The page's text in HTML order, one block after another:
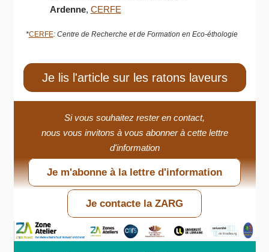
Ardenne, CERFE
*CERFE: Centre de Recherche et de Formation en Eco-éthologie
Je lis l'article sur les ratons laveurs
Si vous souhaitez rester en contact,
nous vous invitons à vous abonner à cette lettre
d'information
Je m'abonne à la lettre d'information
Je contacte la ZARG